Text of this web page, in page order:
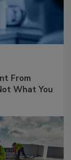
From
What You